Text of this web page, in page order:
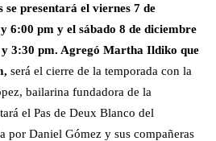
se presentará el viernes 7 de
6:00 pm y el sábado 8 de diciembre
3:30 pm. Agregó Martha Ildiko que
será el cierre de la temporada con la
bailarina fundadora de la
el Pas de Deux Blanco del
por Daniel Gómez y sus compañeras